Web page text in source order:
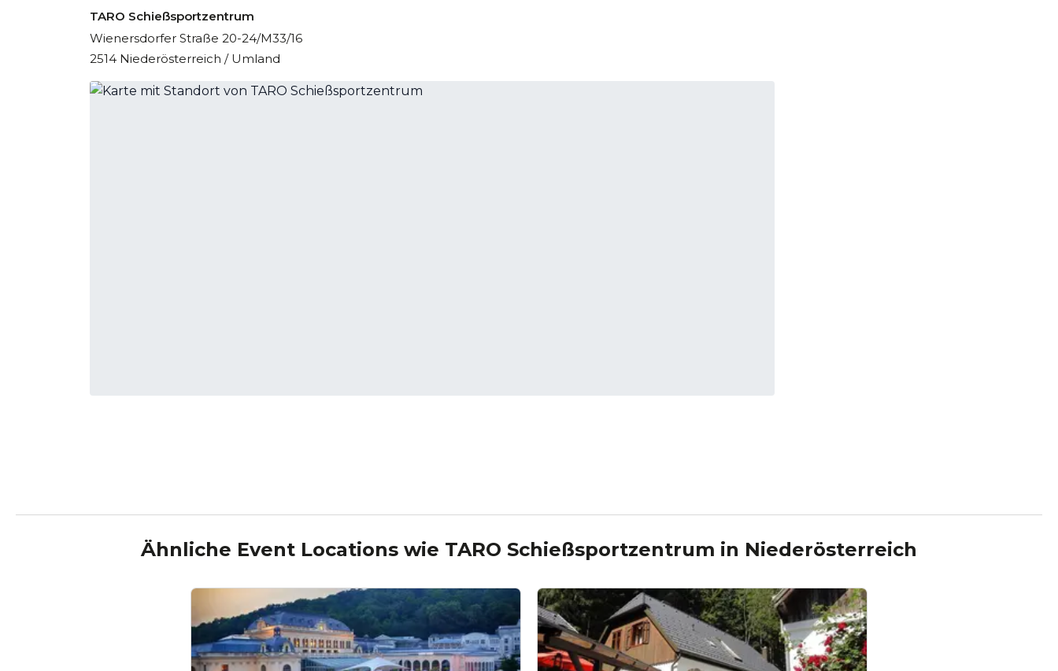
TARO Schießsportzentrum
Wienersdorfer Straße 20-24/M33/16
2514 Niederösterreich / Umland
Ähnliche Event Locations wie TARO Schießsportzentrum in Niederösterreich